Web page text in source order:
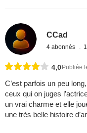
CCad
4 abonnés
4,0 Publiée
C’est parfois un peu
ceux qui on juges
un vrai charme et elle
une très belle histoire